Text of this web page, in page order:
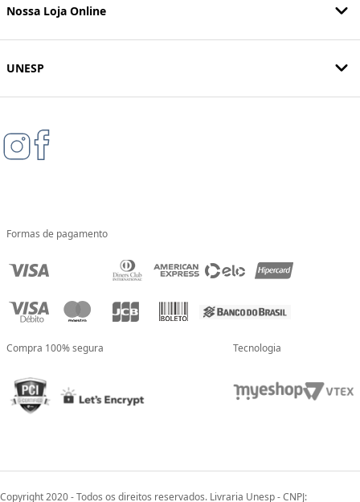
Nossa Loja Online
UNESP
Formas de pagamento
Compra 100% segura Tecnologia
Copyright 2020 - Todos os direitos reservados. Livraria Unesp - CNPJ: